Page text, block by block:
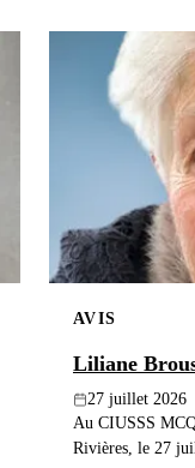
AVIS
Liliane
27 juillet 2026
Au CIUSSS
Rivières, le 27